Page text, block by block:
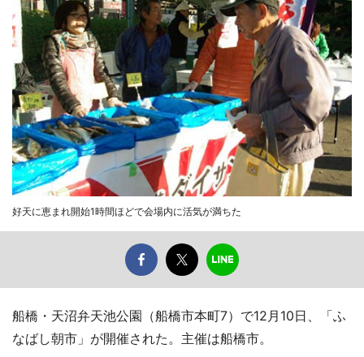
好天に恵まれ開始1時間ほどで会場内に活気が満ちた
船橋・天沼弁天池公園（船橋市本町7）で12月10日、「ふ
なばし朝市」が開催された。主催は船橋市。